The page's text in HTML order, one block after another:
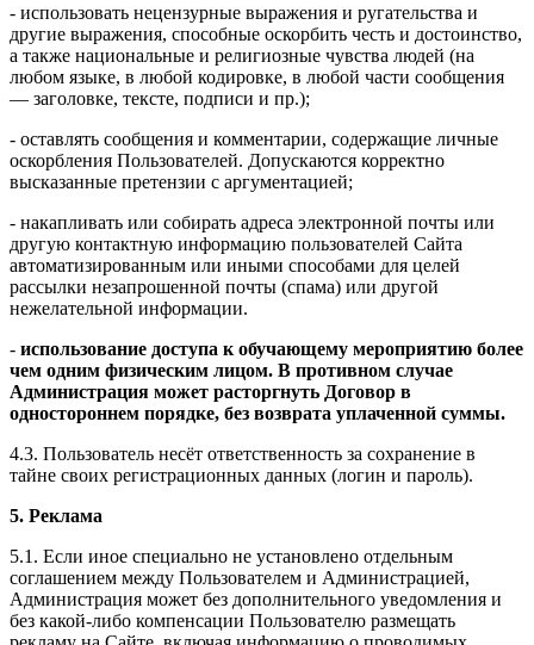
- использовать нецензурные выражения и ругательства и
другие выражения, способные оскорбить честь и достоинство,
а также национальные и религиозные чувства людей (на
любом языке, в любой кодировке, в любой части сообщения
— заголовке, тексте, подписи и пр.);
- оставлять сообщения и комментарии, содержащие личные
оскорбления Пользователей. Допускаются корректно
высказанные претензии с аргументацией;
- накапливать или собирать адреса электронной почты или
другую контактную информацию пользователей Сайта
автоматизированным или иными способами для целей
рассылки незапрошенной почты (спама) или другой
нежелательной информации.
- использование доступа к обучающему мероприятию более
чем одним физическим лицом. В противном случае
Администрация может расторгнуть Договор в
одностороннем порядке, без возврата уплаченной суммы.
4.3. Пользователь несёт ответственность за сохранение в
тайне своих регистрационных данных (логин и пароль).
5. Реклама
5.1. Если иное специально не установлено отдельным
соглашением между Пользователем и Администрацией,
Администрация может без дополнительного уведомления и
без какой-либо компенсации Пользователю размещать